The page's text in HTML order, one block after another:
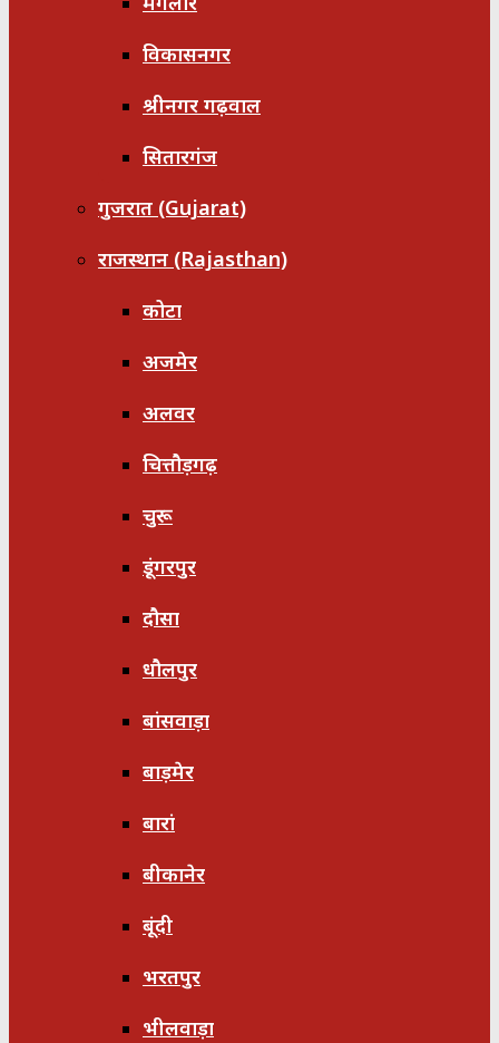
विकासनगर
श्रीनगर गढ़वाल
सितारगंज
गुजरात (Gujarat)
राजस्थान (Rajasthan)
कोटा
अजमेर
अलवर
चित्तौड़गढ़
चुरू
डूंगरपुर
दौसा
धौलपुर
बांसवाड़ा
बाड़मेर
बारां
बीकानेर
बूंदी
भरतपुर
भीलवाड़ा